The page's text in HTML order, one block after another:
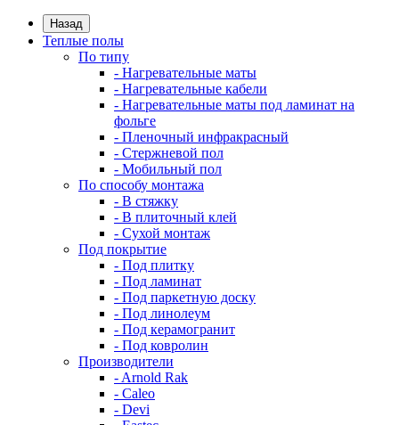
Назад
Теплые полы
По типу
- Нагревательные маты
- Нагревательные кабели
- Нагревательные маты под ламинат на
фольге
- Пленочный инфракрасный
- Стержневой пол
- Мобильный пол
По способу монтажа
- В стяжку
- В плиточный клей
- Сухой монтаж
Под покрытие
- Под плитку
- Под ламинат
- Под паркетную доску
- Под линолеум
- Под керамогранит
- Под ковролин
Производители
- Arnold Rak
- Caleo
- Devi